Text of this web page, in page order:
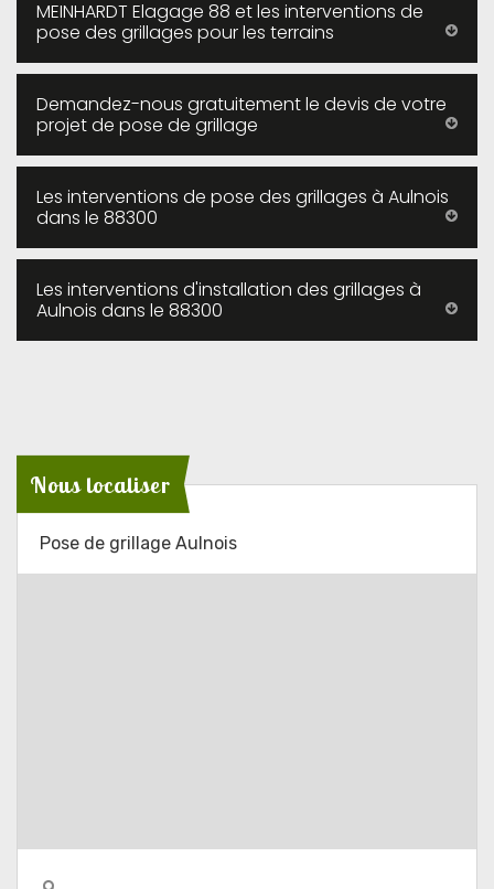
MEINHARDT Elagage 88 et les interventions de
pose des grillages pour les terrains
Demandez-nous gratuitement le devis de votre
projet de pose de grillage
Les interventions de pose des grillages à Aulnois
dans le 88300
Les interventions d'installation des grillages à
Aulnois dans le 88300
Nous localiser
Pose de grillage Aulnois